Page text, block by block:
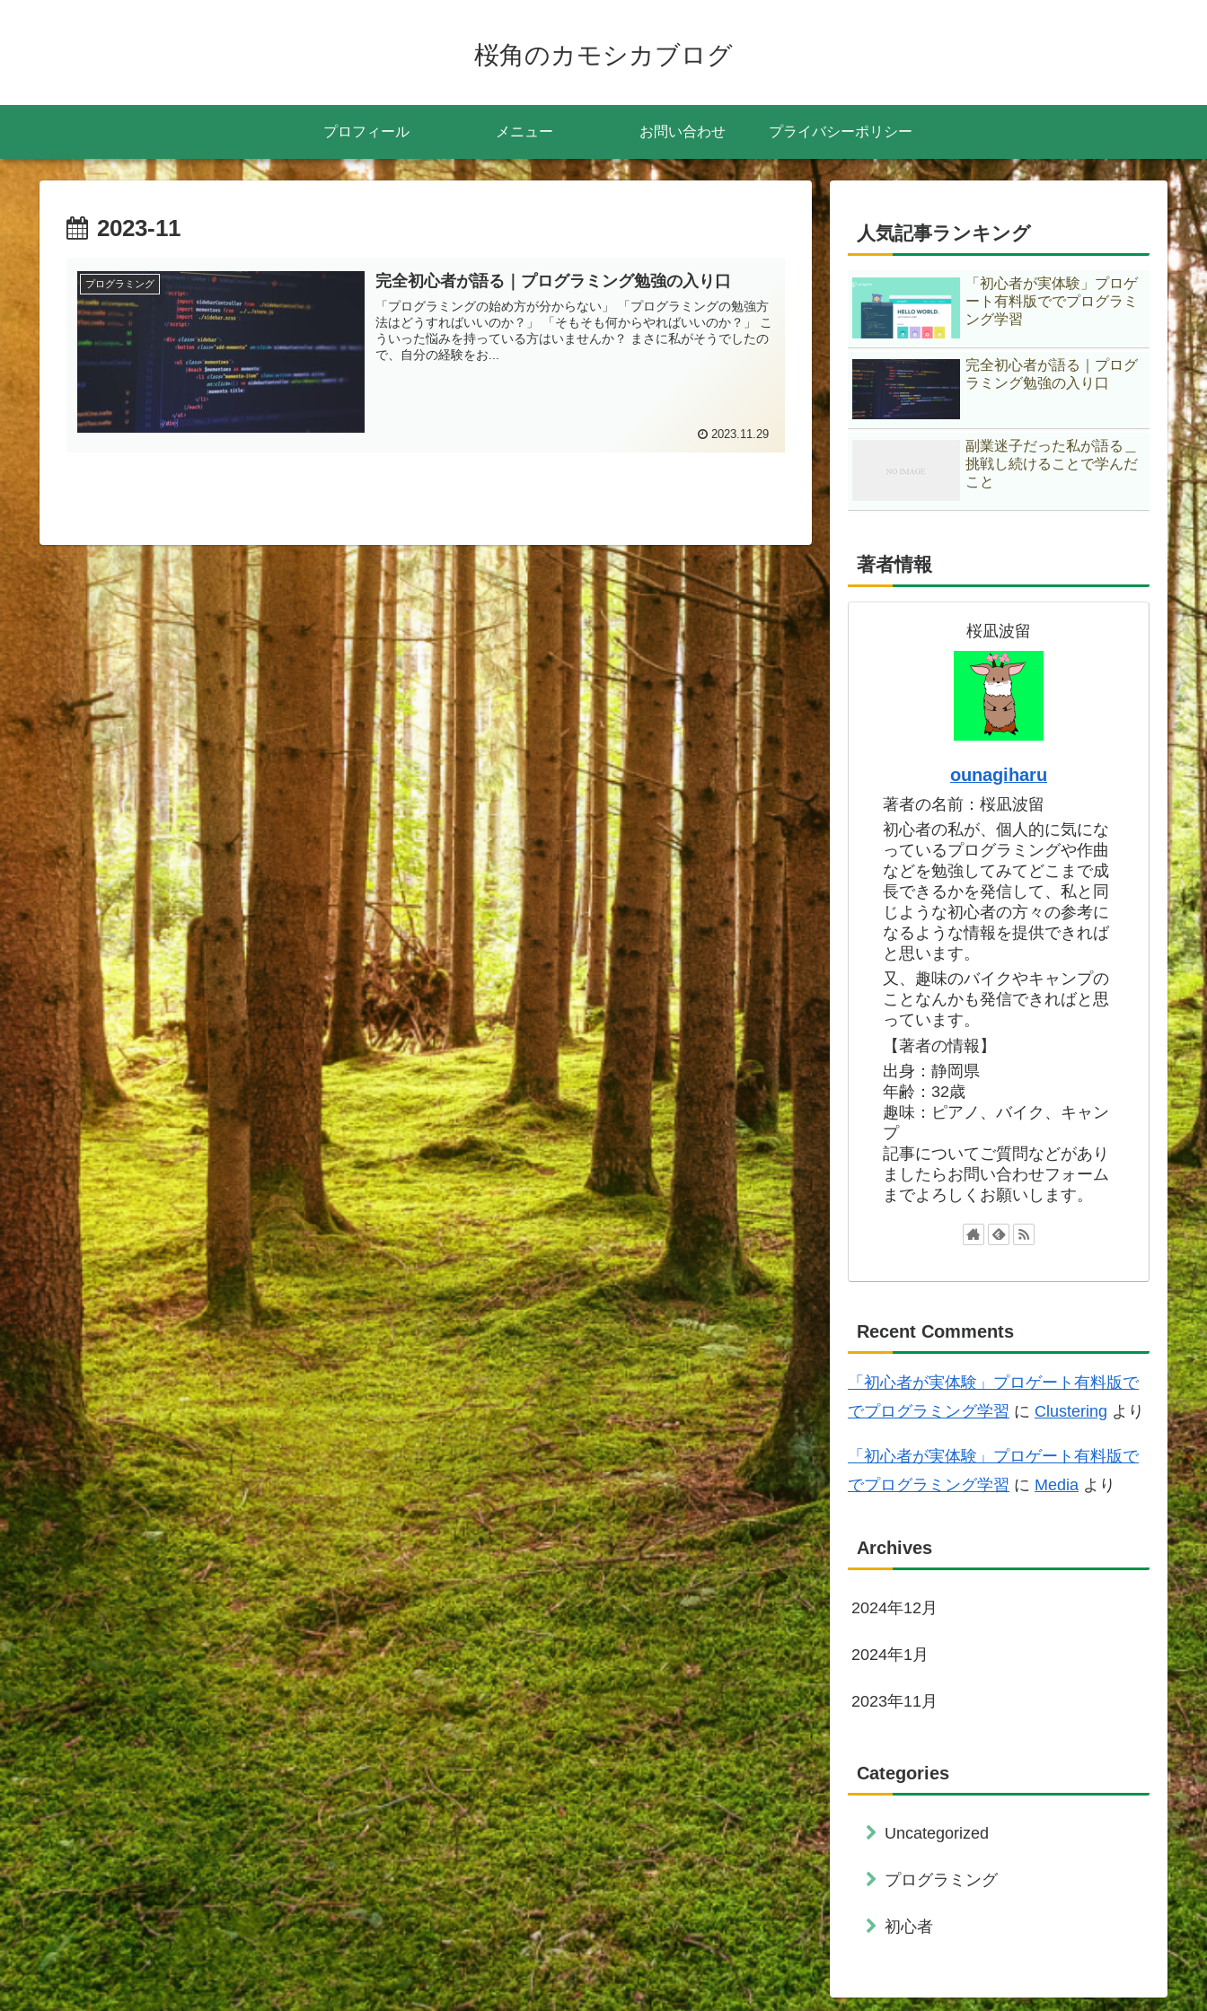
桜角のカモシカブログ
プロフィール メニュー お問い合わせ プライバシーポリシー
2023-11
プログラミング 完全初心者が語る｜プログラミング勉強の入り口
「プログラミングの始め方が分からない」 「プログラミングの勉強方
法はどうすればいいのか？」 「そもそも何からやればいいのか？」 こ
ういった悩みを持っている方はいませんか？ まさに私がそうでしたの
で、自分の経験をお...
2023.11.29
人気記事ランキング
「初心者が実体験」プロゲ
ート有料版ででプログラミ
ング学習
完全初心者が語る｜プログ
ラミング勉強の入り口
副業迷子だった私が語る＿
挑戦し続けることで学んだ
こと
著者情報
桜凪波留
ounagiharu
著者の名前：桜凪波留
初心者の私が、個人的に気にな
っているプログラミングや作曲
などを勉強してみてどこまで成
長できるかを発信して、私と同
じような初心者の方々の参考に
なるような情報を提供できれば
と思います。
又、趣味のバイクやキャンプの
ことなんかも発信できればと思
っています。
【著者の情報】
出身：静岡県
年齢：32歳
趣味：ピアノ、バイク、キャン
プ
記事についてご質問などがあり
ましたらお問い合わせフォーム
までよろしくお願いします。
Recent Comments
「初心者が実体験」プロゲート有料版で
でプログラミング学習 に Clustering より
「初心者が実体験」プロゲート有料版で
でプログラミング学習 に Media より
Archives
2024年12月
2024年1月
2023年11月
Categories
Uncategorized
プログラミング
初心者